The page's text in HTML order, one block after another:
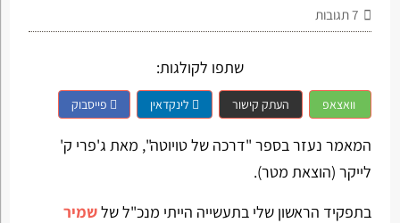
7תגובות
שתפו לקולגות:
וואצאפ העתק קישור לינקדאין פייסבוק
המאמר נעזר בספר "דרכה של טויוטה", מאת ג'פרי ק'
לייקר (הוצאת מטר).
בתפקיד הראשון שלי בתעשייה הייתי מנכ"ל שלשמיר